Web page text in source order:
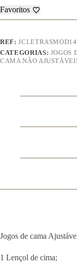
Cama
Letras
2023
Modelo
14
Favoritos
REF:JCLETRASMOD14
CATEGORIAS: JOGOS
CAMA NÃO
Jogos de cama
1 Lençol de cima;